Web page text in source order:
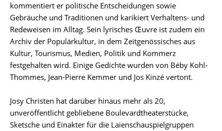
kommentiert er politische Entscheidungen sowie
Gebräuche und Traditionen und karikiert Verhaltens- und
Redeweisen im Alltag. Sein lyrisches Œuvre ist zudem ein
Archiv der Populärkultur, in dem Zeitgenössisches aus
Kultur, Tourismus, Medien, Politik und Kommerz
festgehalten wird. Einige Gedichte wurden von Béby Kohl-
Thommes, Jean-Pierre Kemmer und Jos Kinzé vertont.
Josy Christen hat darüber hinaus mehr als 20,
unveröffentlicht gebliebene Boulevardtheaterstücke,
Sketsche und Einakter für die Laienschauspielgruppen